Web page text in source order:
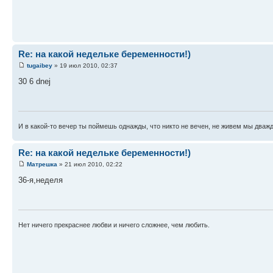
Re: на какой недельке беременности!)
tugaibey » 19 июл 2010, 02:37
30 6 dnej
И в какой-то вечер ты поймешь однажды, что никто не вечен, не живем мы
Re: на какой недельке беременности!)
Матрешка » 21 июл 2010, 02:22
36-я,неделя
Нет ничего прекраснее любви и ничего сложнее, чем любить.